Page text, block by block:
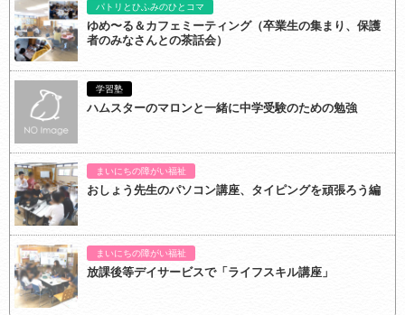
パトリとひふみのひとコマ
ゆめ〜る＆カフェミーティング（卒業生の集まり、保護
者のみなさんとの茶話会）
学習塾
ハムスターのマロンと一緒に中学受験のための勉強
まいにちの障がい福祉
おしょう先生のパソコン講座、タイピングを頑張ろう編
まいにちの障がい福祉
放課後等デイサービスで「ライフスキル講座」